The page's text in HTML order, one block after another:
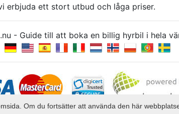
erbjuda ett stort utbud och låga priser.
- Guide till att boka en billig hyrbil i hela
Om du fortsätter att använda den här